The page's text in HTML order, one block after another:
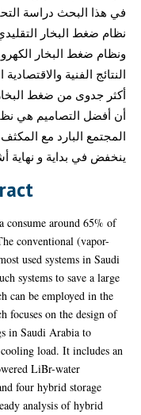
في هذا البحث دراسة
نظام ضغط البخار
ونظام ضغط البخار
النتائج الفنية
أكثر جدوى من ضغط
أن أفضل التصاميم هي
المجتمع البارد مع
ينخفض في بداية و
consume around 65% of
conventional (vapor-
used systems in Saudi
systems to save a large
can be employed in the
focuses on the design of
in Saudi Arabia to
load. It includes an
LiBr-water
four hybrid storage
analysis of hybrid